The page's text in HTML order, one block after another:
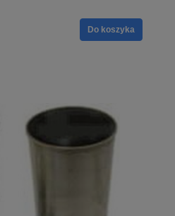
Do koszyka